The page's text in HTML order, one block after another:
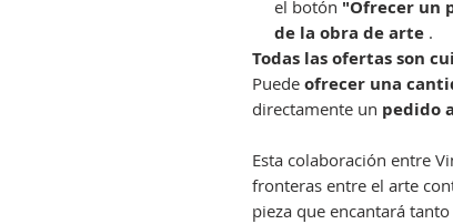
el botón "Ofrecer un
de la obra de arte .
Todas las ofertas son
Puede ofrecer una
directamente un pedido
Esta colaboración entre
fronteras entre el arte
pieza que encantará